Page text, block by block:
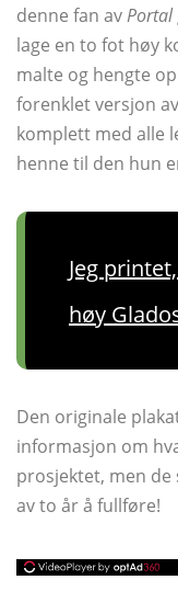
denne fan avPortal
lage en to fot høy
malte og hengte
forenklet versjon
komplett med alle
henne til den hun
Jeg
høy
Den originale
informasjon om
prosjektet, men
av to år å fullføre!